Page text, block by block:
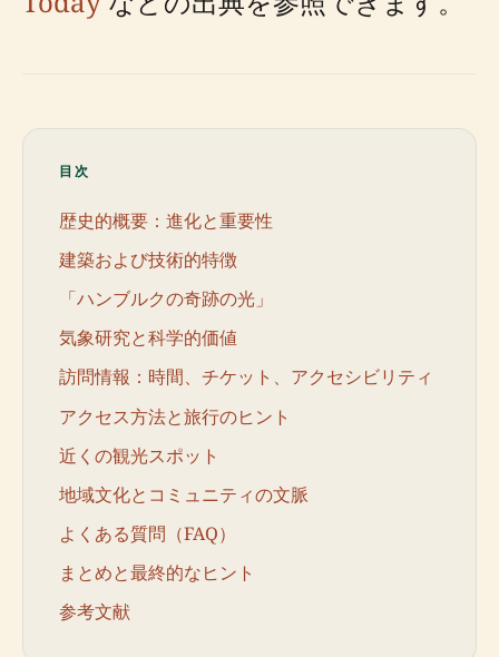
目次
歴史的概要：進化と重要性
建築および技術的特徴
「ハンブルクの奇跡の光」
気象研究と科学的価値
訪問情報：時間、チケット、アクセシビリティ
アクセス方法と旅行のヒント
近くの観光スポット
地域文化とコミュニティの文脈
よくある質問（FAQ）
まとめと最終的なヒント
参考文献